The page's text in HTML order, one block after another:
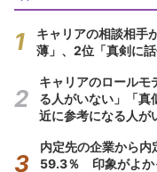
キャリアの相談相
薄」、2位「真剣に
キャリアのロール
る人がいない」「真
近に参考になる人が
内定先の企業から内
59.3％ 印象がよか